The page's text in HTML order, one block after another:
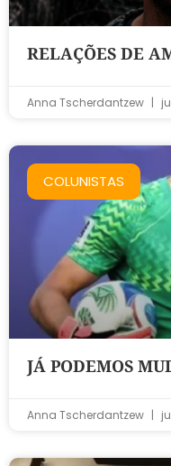
RELAÇÕES DE
Anna Tscherdantzew
COLUNISTAS
JÁ PODEMOS
Anna Tscherdantzew